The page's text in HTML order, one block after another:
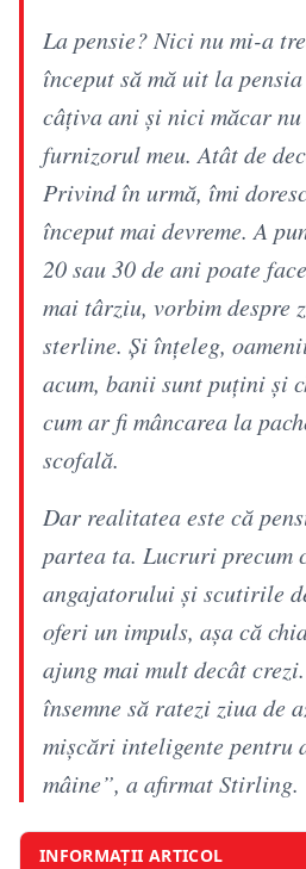
La pensie? Nici nu mi-a
început să mă uit la
câțiva ani și nici măcar
furnizorul meu. Atât de
Privind în urmă, îmi
început mai devreme. A
20 sau 30 de ani poate
mai târziu, vorbim despre
sterline. Și înțeleg,
acum, banii sunt puțini și
cum ar fi mâncarea la
scofală.
Dar realitatea este că
partea ta. Lucruri
angajatorului și scutirile
oferi un impuls, așa că
ajung mai mult decât
însemne să ratezi ziua de
mișcări inteligente pentru
mâine”, a afirmat Stirling.
INFORMAȚII ARTICOL